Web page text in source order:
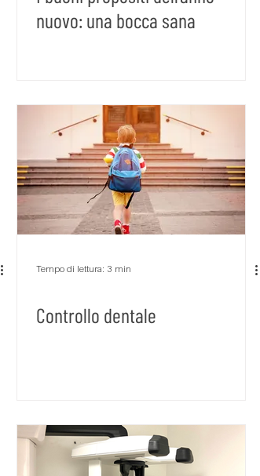
nuovo: una bocca sana
Tempo di lettura: 3 min
Controllo dentale